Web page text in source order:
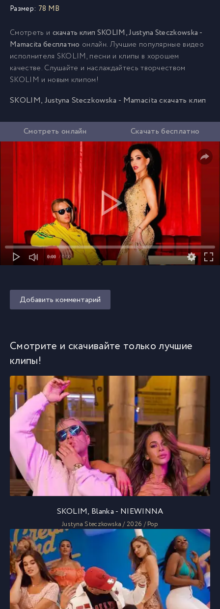
Размер: 78 MB
Смотреть и скачать клип SKOLIM, Justyna Steczkowska -
Mamacita бесплатно онлайн. Лучшие популярные видео
исполнителя SKOLIM, песни и клипы в хорошем
качестве. Слушайте и наслаждайтесь творчеством
SKOLIM и новым клипом!
SKOLIM, Justyna Steczkowska - Mamacita скачать клип
Смотреть онлайн Скачать бесплатно
0:00 / 0:00
Добавить комментарий
Смотрите и скачивайте только лучшие
клипы!
SKOLIM, Blanka - NIEWINNA
Justyna Steczkowska / 2026 / Pop